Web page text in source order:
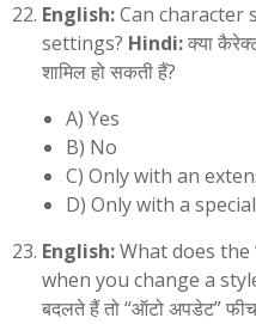
English:Can character
settings? Hindi:क्या
शामिल हो सकती हैं?
A) Yes
B) No
C) Only with an
D) Only with a
English:What does the
when you change a
बदलते हैं तो “ऑटो अपडेट”